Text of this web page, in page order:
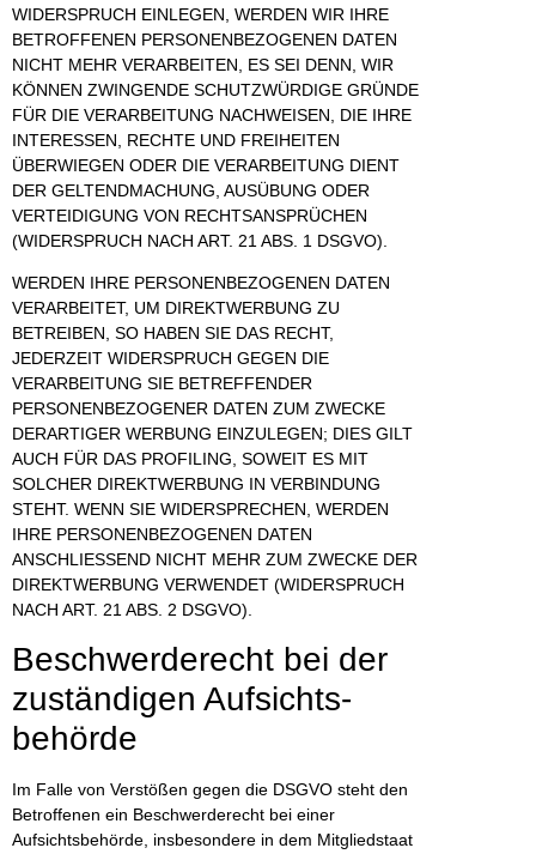
WIDERSPRUCH EINLEGEN, WERDEN WIR IHRE
BETROFFENEN PERSONENBEZOGENEN DATEN
NICHT MEHR VERARBEITEN, ES SEI DENN, WIR
KÖNNEN ZWINGENDE SCHUTZWÜRDIGE GRÜNDE
FÜR DIE VERARBEITUNG NACHWEISEN, DIE IHRE
INTERESSEN, RECHTE UND FREIHEITEN
ÜBERWIEGEN ODER DIE VERARBEITUNG DIENT
DER GELTENDMACHUNG, AUSÜBUNG ODER
VERTEIDIGUNG VON RECHTSANSPRÜCHEN
(WIDERSPRUCH NACH ART. 21 ABS. 1 DSGVO).
WERDEN IHRE PERSONENBEZOGENEN DATEN
VERARBEITET, UM DIREKTWERBUNG ZU
BETREIBEN, SO HABEN SIE DAS RECHT,
JEDERZEIT WIDERSPRUCH GEGEN DIE
VERARBEITUNG SIE BETREFFENDER
PERSONENBEZOGENER DATEN ZUM ZWECKE
DERARTIGER WERBUNG EINZULEGEN; DIES GILT
AUCH FÜR DAS PROFILING, SOWEIT ES MIT
SOLCHER DIREKTWERBUNG IN VERBINDUNG
STEHT. WENN SIE WIDERSPRECHEN, WERDEN
IHRE PERSONENBEZOGENEN DATEN
ANSCHLIESSEND NICHT MEHR ZUM ZWECKE DER
DIREKTWERBUNG VERWENDET (WIDERSPRUCH
NACH ART. 21 ABS. 2 DSGVO).
Beschwerde­recht bei der
zuständigen Aufsichts­
behörde
Im Falle von Verstößen gegen die DSGVO steht den
Betroffenen ein Beschwerderecht bei einer
Aufsichtsbehörde, insbesondere in dem Mitgliedstaat